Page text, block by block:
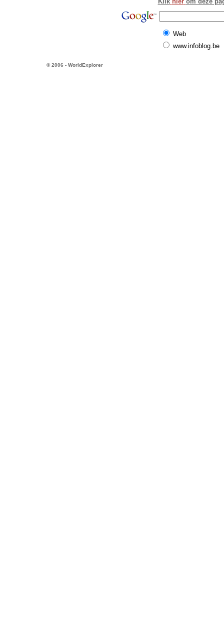
Web
www.infoblog.be
© 2006 - WorldExplorer